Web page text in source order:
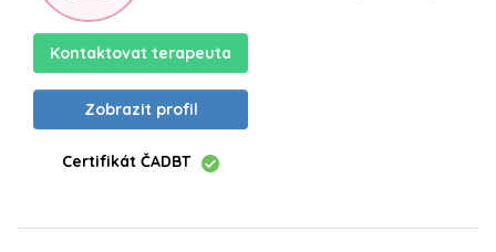
Kontaktovat terapeuta
Zobrazit profil
Certifikát ČADBT